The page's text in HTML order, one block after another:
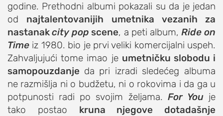
o nama
impresum
kontakt
godine. Prethodni albumi pokazali su da je jedan
od najtalentovanijih umetnika vezanih za
nastanakcity pop scene, a peti album, Ride on
Time iz 1980. bio je prvi veliki komercijalni uspeh.
Zahvaljujući tome imao je umetničku slobodu i
samopouzdanje da pri izradi sledećeg albuma
ne razmišlja ni o budžetu, ni o rokovima i da ga u
potpunosti radi po svojim željama. For Youje
tako postao kruna njegove dotadašnje